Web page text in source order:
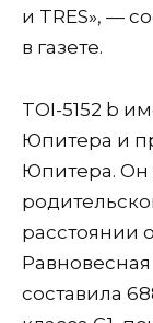
и TRES», —
в газете.
TOI-5152 b
Юпитера и
Юпитера. Он
расстоянии
составила